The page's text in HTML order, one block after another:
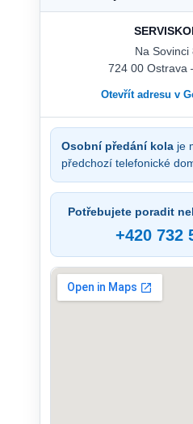
Na Sovinci
724 00 Ostrava
Otevřít adresu v
Osobní předání kola je
předchozí telefonické
Potřebujete poradit
+420 732